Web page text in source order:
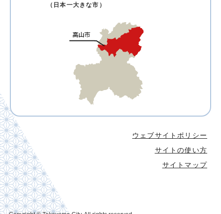
（日本一大きな市）
ウェブサイトポリシー
サイトの使い方
サイトマップ